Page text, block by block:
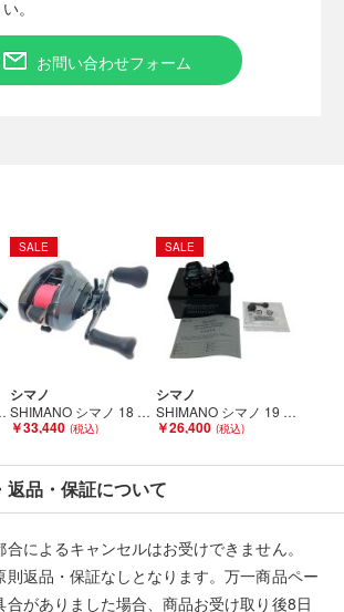
干のキズ、リールフットのシールに剥がれ
ますが、大きなダメージは無い状態です。
です。
ラインが巻かれていますが、詳細は不明のラ
確認・ご参照下さい。
様から買取させていただいた商品であり、
す。
モト）を装った偽装サイトにご注意くださ
ト）の商品画像や文章を無断盗用した『偽
おりますが、
。
お問い合わせフォーム
キー2500 Cランク
SALE
シマノ
SHIMANO シマノ 18 アンタレス DC MD XG 右 03874 Bランク
￥33,440
SALE
シマノ
SHIMANO シマノ 19 バルケッタプレミアム 150DHXG 04011 Bランク
￥26,400
品・保証について
によるキャンセルはお受けできません。
則返品・保証なしとなります。万一商品ペー
合がありました場合、商品お受け取り後8日